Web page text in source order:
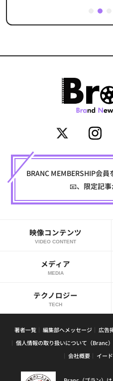
2
BRANC MEMBERSHIP会
📧、限定記
映像コンテンツ
VIDEO CONTENT
メディア
MEDIA
テクノロジー
TECH
著者一覧 編集部へメッセージ 広告
個人情報の取り扱いについて（Branc）
会社概要
イー